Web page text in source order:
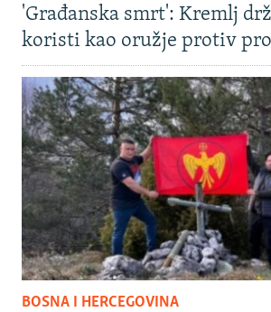
'Građanska smrt': Kremlj
koristi kao oružje protiv
BOSNA I HERCEGOVINA